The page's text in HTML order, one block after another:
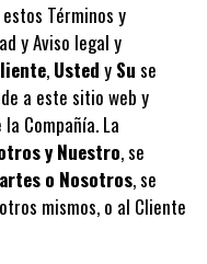
Términos y
y Aviso legal y
, Usted y Su se
a este sitio web y
Compañía. La
y Nuestro, se
o Nosotros, se
mismos, o al Cliente